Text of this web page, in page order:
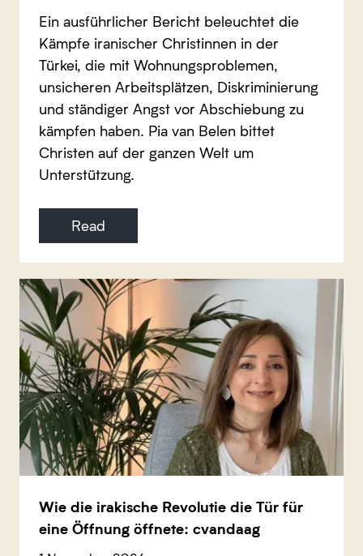
Ein ausführlicher Bericht beleuchtet die
Kämpfe iranischer Christinnen in der
Türkei, die mit Wohnungsproblemen,
unsicheren Arbeitsplätzen, Diskriminierung
und ständiger Angst vor Abschiebung zu
kämpfen haben. Pia van Belen bittet
Christen auf der ganzen Welt um
Unterstützung.
Read
Wie die irakische Revolutie die Tür für
eine Öffnung öffnete: cvandaag